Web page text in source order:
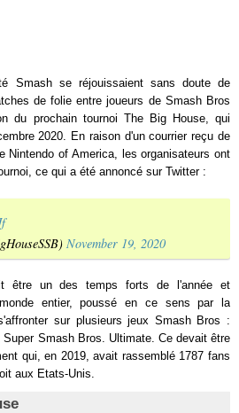
Smash se réjouissaient sans doute de
de folie entre joueurs de Smash Bros
du prochain tournoi The Big House, qui
2020. En raison d'un courrier reçu de
Nintendo of America, les organisateurs ont
ce qui a été annoncé sur Twitter :
November 19, 2020
être un des temps forts de l'année et
entier, poussé en ce sens par la
sur plusieurs jeux Smash Bros :
Smash Bros. Ultimate. Ce devait être
qui, en 2019, avait rassemblé 1787 fans
aux Etats-Unis.